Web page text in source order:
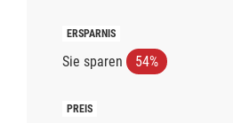
Sie sparen 54%